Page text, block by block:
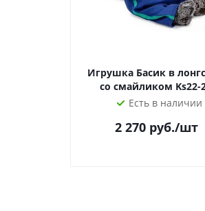
Игрушка Басик в
со смайликом Ks22-
Есть в наличии
2 270руб./шт